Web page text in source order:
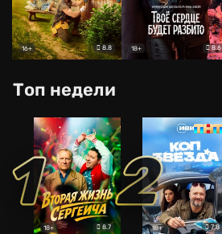
16+ 8.8 18+ 8.6
Топ недели
1
18+ 8.7
2
18+ 7.8